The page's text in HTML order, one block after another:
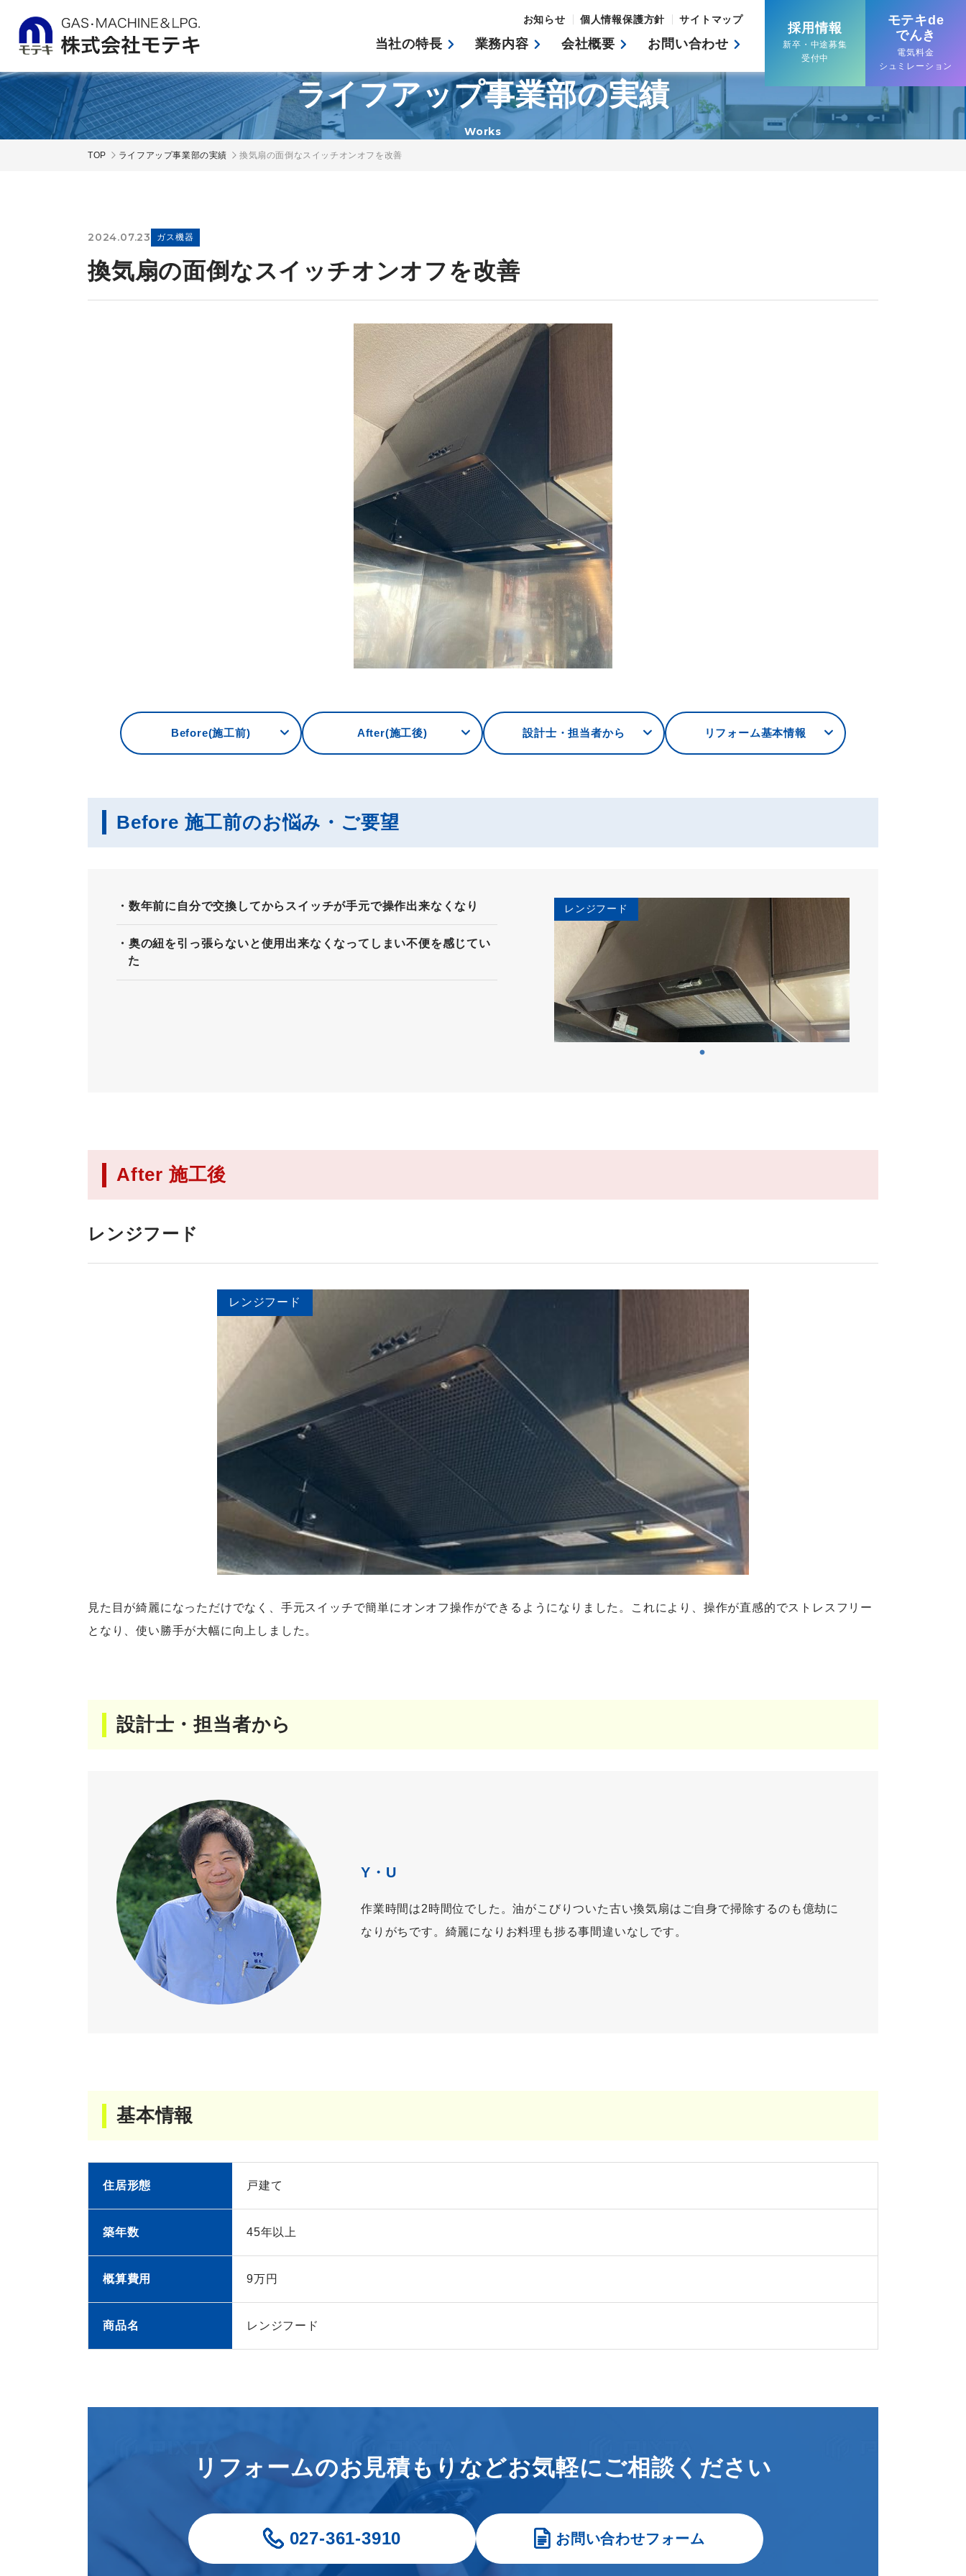
当社の特長 業務内容 会社概要 お問い合わせ
お知らせ 個人情報保護方針 サイトマップ
採用情報
新卒・中途募集
受付中
モテキde
でんき
電気料金
シュミレーション
ライフアップ事業部の実績
Works
TOP ライフアップ事業部の実績 換気扇の面倒なスイッチオンオフを改善
2024.07.23 ガス機器
換気扇の面倒なスイッチオンオフを改善
Before(施工前) After(施工後) 設計士・担当者から リフォーム基本情報
Before 施工前のお悩み・ご要望
数年前に自分で交換してからスイッチが手元で操作出来なくなり
奥の紐を引っ張らないと使用出来なくなってしまい不便を感じてい
た
レンジフード
After 施工後
レンジフード
レンジフード
見た目が綺麗になっただけでなく、手元スイッチで簡単にオンオフ操作ができるようになりました。これにより、操作が直感的でストレスフリー
となり、使い勝手が大幅に向上しました。
設計士・担当者から
Y・U
作業時間は2時間位でした。油がこびりついた古い換気扇はご自身で掃除するのも億劫に
なりがちです。綺麗になりお料理も捗る事間違いなしです。
基本情報
住居形態 戸建て
築年数 45年以上
概算費用 9万円
商品名 レンジフード
リフォームのお見積もりなどお気軽にご相談ください
027-361-3910 お問い合わせフォーム